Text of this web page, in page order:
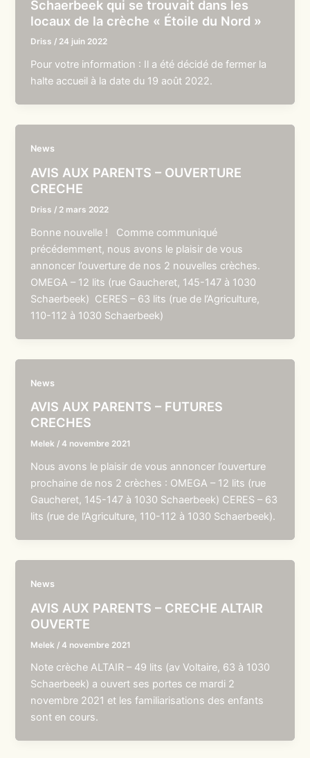
Schaerbeek qui se trouvait dans les
locaux de la crèche « Étoile du Nord »
Driss / 24 juin 2022
Pour votre information : Il a été décidé de fermer la
halte accueil à la date du 19 août 2022.
News
AVIS AUX PARENTS – OUVERTURE
CRECHE
Driss / 2 mars 2022
Bonne nouvelle ! Comme communiqué
précédemment, nous avons le plaisir de vous
annoncer l’ouverture de nos 2 nouvelles crèches.
OMEGA – 12 lits (rue Gaucheret, 145-147 à 1030
Schaerbeek) CERES – 63 lits (rue de l’Agriculture,
110-112 à 1030 Schaerbeek)
News
AVIS AUX PARENTS – FUTURES
CRECHES
Melek /4 novembre 2021
Nous avons le plaisir de vous annoncer l’ouverture
prochaine de nos 2 crèches : OMEGA – 12 lits (rue
Gaucheret, 145-147 à 1030 Schaerbeek) CERES – 63
lits (rue de l’Agriculture, 110-112 à 1030 Schaerbeek).
News
AVIS AUX PARENTS – CRECHE ALTAIR
OUVERTE
Melek /4 novembre 2021
Note crèche ALTAIR – 49 lits (av Voltaire, 63 à 1030
Schaerbeek) a ouvert ses portes ce mardi 2
novembre 2021 et les familiarisations des enfants
sont en cours.